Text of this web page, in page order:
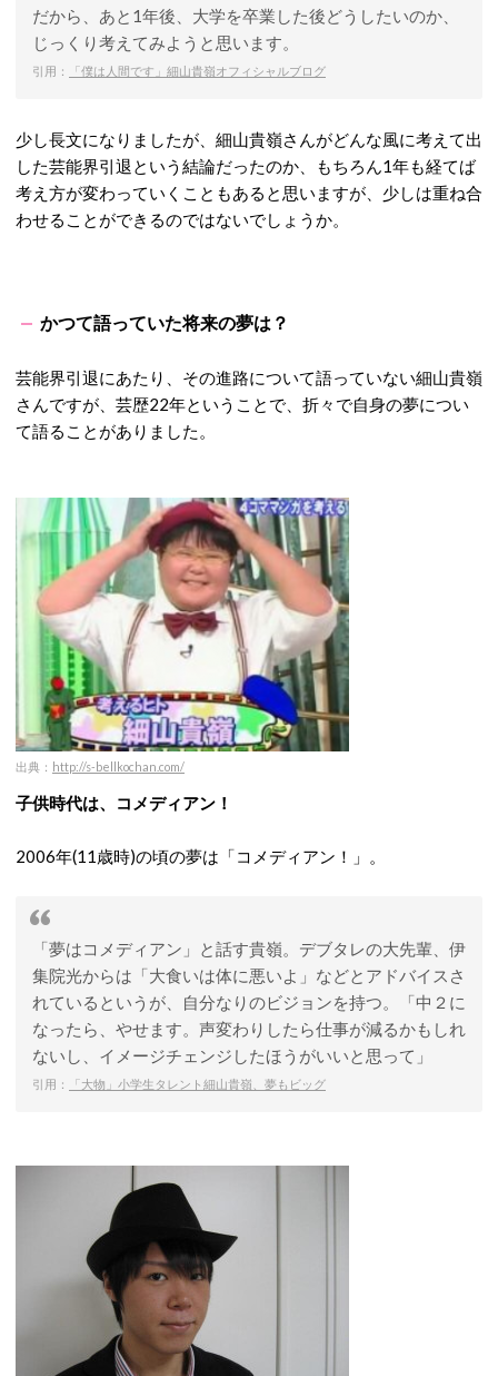
だから、あと1年後、大学を卒業した後どうしたいのか、
じっくり考えてみようと思います。
引用： 「僕は人間です」細山貴嶺オフィシャルブログ
少し長文になりましたが、細山貴嶺さんがどんな風に考えて出
した芸能界引退という結論だったのか、もちろん1年も経てば
考え方が変わっていくこともあると思いますが、少しは重ね合
わせることができるのではないでしょうか。
かつて語っていた将来の夢は？
芸能界引退にあたり、その進路について語っていない細山貴嶺
さんですが、芸歴22年ということで、折々で自身の夢につい
て語ることがありました。
出典： http://s-bellkochan.com/
子供時代は、コメディアン！
2006年(11歳時)の頃の夢は「コメディアン！」。
「夢はコメディアン」と話す貴嶺。デブタレの大先輩、伊
集院光からは「大食いは体に悪いよ」などとアドバイスさ
れているというが、自分なりのビジョンを持つ。「中２に
なったら、やせます。声変わりしたら仕事が減るかもしれ
ないし、イメージチェンジしたほうがいいと思って」
引用： 「大物」小学生タレント細山貴嶺、夢もビッグ